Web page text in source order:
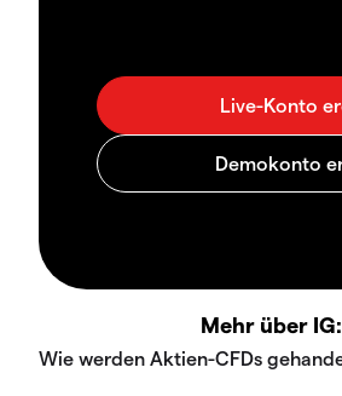
Mehr über IG: